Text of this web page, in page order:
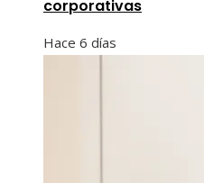
corporativas
Hace 6 días